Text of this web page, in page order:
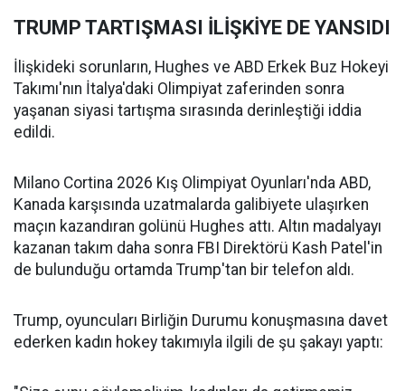
TRUMP TARTIŞMASI İLİŞKİYE DE YANSIDI
İlişkideki sorunların, Hughes ve ABD Erkek Buz Hokeyi
Takımı'nın İtalya'daki Olimpiyat zaferinden sonra
yaşanan siyasi tartışma sırasında derinleştiği iddia
edildi.
Milano Cortina 2026 Kış Olimpiyat Oyunları'nda ABD,
Kanada karşısında uzatmalarda galibiyete ulaşırken
maçın kazandıran golünü Hughes attı. Altın madalyayı
kazanan takım daha sonra FBI Direktörü Kash Patel'in
de bulunduğu ortamda Trump'tan bir telefon aldı.
Trump, oyuncuları Birliğin Durumu konuşmasına davet
ederken kadın hokey takımıyla ilgili de şu şakayı yaptı: